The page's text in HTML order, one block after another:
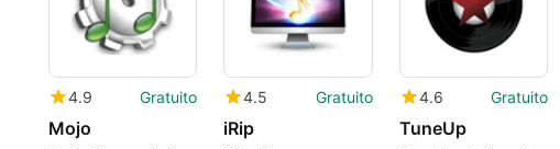
4.9 Gratuito
Mojo
4.5 Gratuito
iRip
4.6 Gratuito
TuneUp